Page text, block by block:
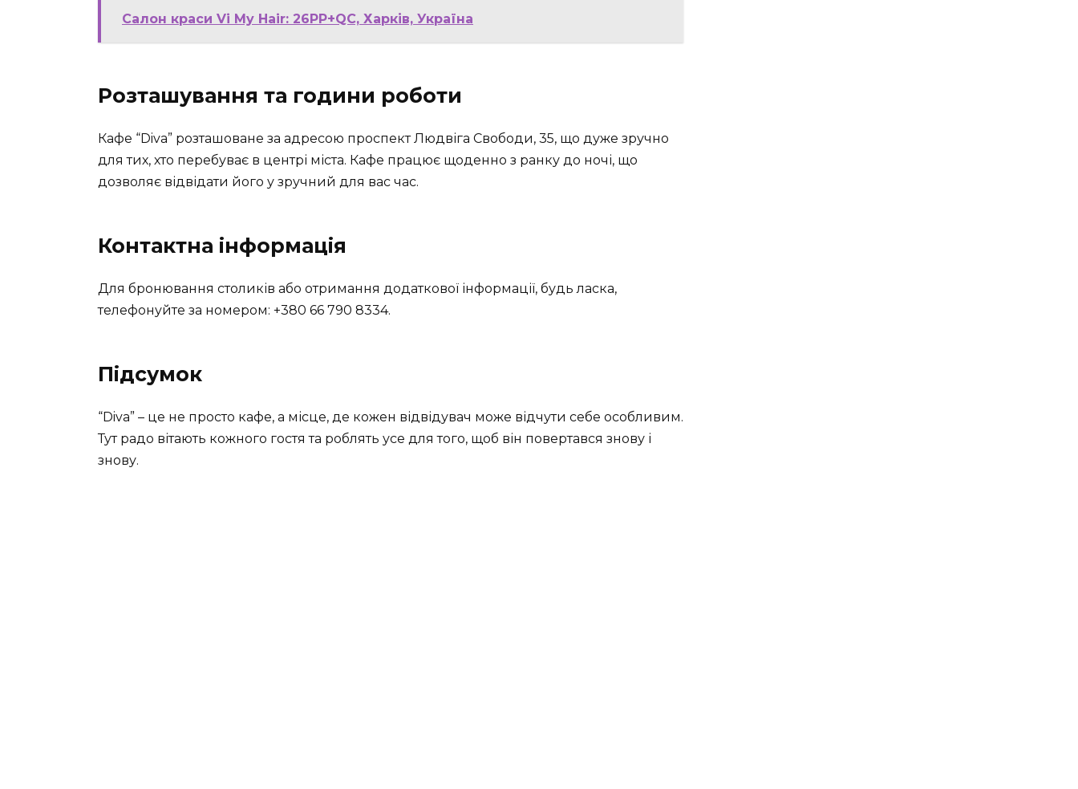
Салон краси Vi My Hair: 26PP+QC, Харків, Україна
Розташування та години роботи
Кафе “Diva” розташоване за адресою проспект Людвіга Свободи, 35, що дуже зручно
для тих, хто перебуває в центрі міста. Кафе працює щоденно з ранку до ночі, що
дозволяє відвідати його у зручний для вас час.
Контактна інформація
Для бронювання столиків або отримання додаткової інформації, будь ласка,
телефонуйте за номером: +380 66 790 8334.
Підсумок
“Diva” – це не просто кафе, а місце, де кожен відвідувач може відчути себе особливим.
Тут радо вітають кожного гостя та роблять усе для того, щоб він повертався знову і
знову.